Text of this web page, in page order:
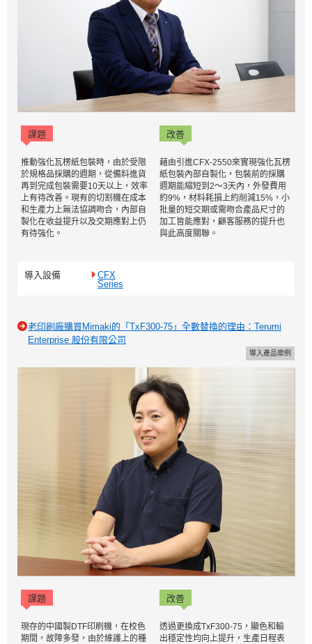
課題 改善
推動強化瓦楞紙包裝時，由於受限
於規格品採購的週期，從備料進貨
再到完成包裝需要10天以上，效率
上有待改善。現有的切割機在成本
和生產力上無法協調吻合，內部自
製化在收益提升以及交期應對上仍
有待強化。
藉由引進CFX-2550來實現強化瓦楞
紙包裝內部自製化，包裝前的採購
週期能縮短到2～3天內，外發費用
約9%，材料耗損上約削減15%，小
批量的短交期或需吻合產品尺寸的
加工皆能應對，顧客服務的提升也
與此高度關聯。
導入設備
CFX
Series
老印刷廠購買Mimaki的「TxF300-75」全數替換的理由：Terumi
Enterprise 股份有限公司
導入產品案例
課題 改善
現存的中國製DTF印刷機，在校色
期間，故障多發，由於維護上的種
透過更換成TxF300-75，顯色和輸
出穩定性均向上提升，生產日程表